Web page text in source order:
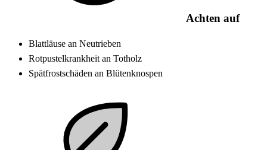
Achten auf
Blattläuse an Neutrieben
Rotpustelkrankheit an Totholz
Spätfrostschäden an Blütenknospen